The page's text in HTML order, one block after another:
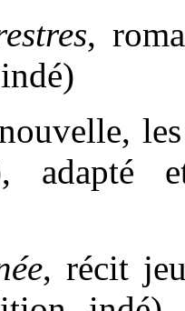
,
adapté
, récit